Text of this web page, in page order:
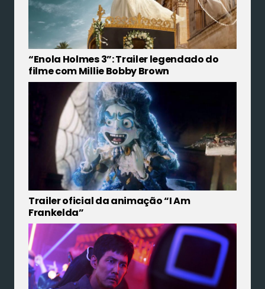
“Enola Holmes 3”: Trailer legendado do
filme com Millie Bobby Brown
Trailer oficial da animação “I Am
Frankelda”